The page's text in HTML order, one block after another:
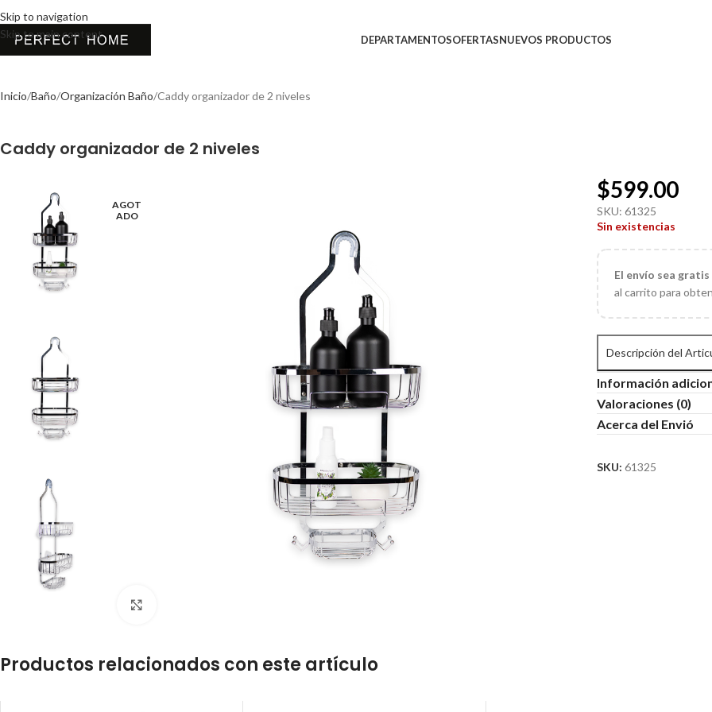
Skip to navigation
Skip to main content
DEPARTAMENTOSOFERTASNUEVOS PRODUCTOS
Inicio Baño Organización Baño Caddy organizador de 2 niveles
Caddy organizador de 2 niveles
AGOT
ADO
$599.00
SKU:61325
Sin existencias
El envío sea
al carrito para
Descripción del
Información
Valoraciones (0)
Acerca del Envió
SKU:61325
Productos relacionados con este artículo